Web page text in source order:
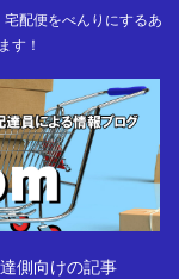
配便をべんりにするあ
す！
側向けの記事